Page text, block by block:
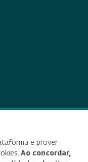
e prover
Ao concordar,